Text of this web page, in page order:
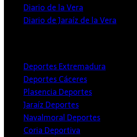
Diario de la Vera
Diario de Jaraíz de la Vera
Deportes Extremadura
Deportes Cáceres
Plasencia Deportes
Jaraíz Deportes
Navalmoral Deportes
Coria Deportiva